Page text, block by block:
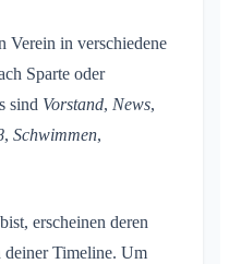
Verein in verschiedene
Sparte oder
sind Vorstand, News,
, Schwimmen,
erscheinen deren
deiner Timeline. Um